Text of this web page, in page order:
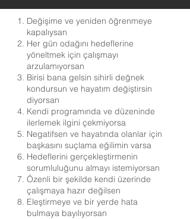
Değişime ve yeniden öğrenmeye
kapalıysan
Her gün odağını hedeflerine
yöneltmek için çalışmayı
arzulamıyorsan
Birisi bana gelsin sihirli değnek
kondursun ve hayatım değiştirsin
diyorsan
Kendi programında ve düzeninde
ilerlemek ilgini çekmiyorsa
Negatifsen ve hayatında olanlar için
başkasını suçlama eğilimin varsa
Hedeflerini gerçekleştirmenin
sorumluluğunu almayı istemiyorsan
Özenli bir şekilde kendi üzerinde
çalışmaya hazır değilsen
Eleştirmeye ve bir yerde hata
bulmaya bayılıyorsan